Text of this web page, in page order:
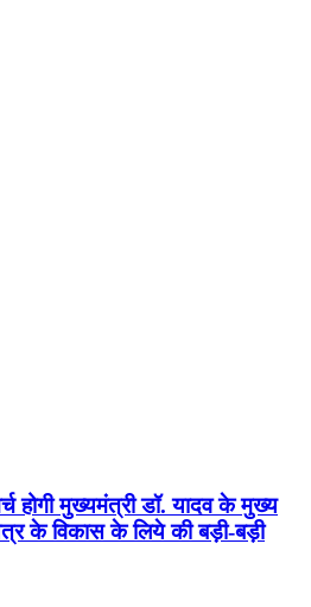
होगी मुख्यमंत्री डॉ. यादव के मुख्य
के विकास के लिये की बड़ी-बड़ी